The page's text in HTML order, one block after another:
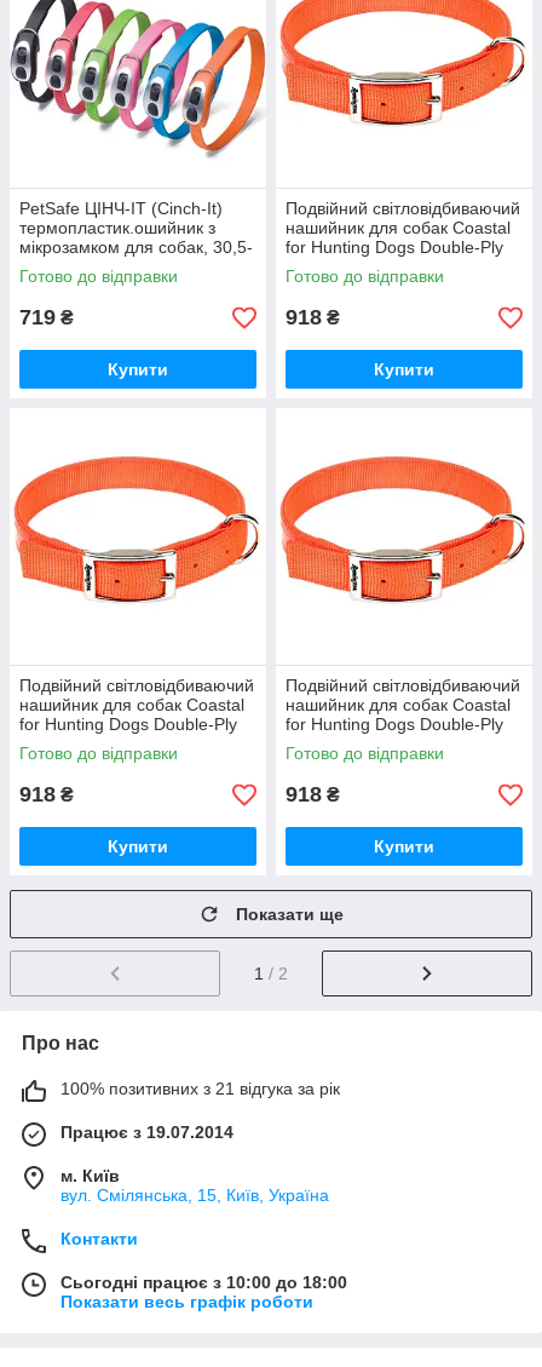
PetSafe ЦІНЧ-ІТ (Cinch-It)
термопластик.ошийник з
мікрозамком для собак, 30,5-
49,5см, чорний
Готово до відправки
719 ₴
Купити
Подвійний світловідбиваючий
нашийник для собак Coastal
for Hunting Dogs Double-Ply
Reflective Collar 2.5х51 см
(R2903_RG_SOR20)
Готово до відправки
918 ₴
Купити
Подвійний світловідбиваючий
нашийник для собак Coastal
for Hunting Dogs Double-Ply
Reflective Collar 2.5х56 см
(R2903_RG_SOR22)
Готово до відправки
918 ₴
Купити
Подвійний світловідбиваючий
нашийник для собак Coastal
for Hunting Dogs Double-Ply
Reflective Collar 2.5х61 см
(R2903_RG_SOR24)
Готово до відправки
918 ₴
Купити
Показати ще
1 / 2
Про нас
100% позитивних з 21 відгука за рік
Працює з 19.07.2014
м. Київ
вул. Смілянська, 15, Київ, Україна
Контакти
Сьогодні працює з 10:00 до 18:00
Показати весь графік роботи